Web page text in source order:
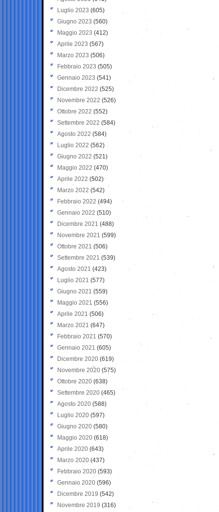
Luglio 2023 (605)
Giugno 2023 (560)
Maggio 2023 (412)
Aprile 2023 (567)
Marzo 2023 (506)
Febbraio 2023 (505)
Gennaio 2023 (541)
Dicembre 2022 (525)
Novembre 2022 (526)
Ottobre 2022 (552)
Settembre 2022 (584)
Agosto 2022 (584)
Luglio 2022 (562)
Giugno 2022 (521)
Maggio 2022 (470)
Aprile 2022 (502)
Marzo 2022 (542)
Febbraio 2022 (494)
Gennaio 2022 (510)
Dicembre 2021 (488)
Novembre 2021 (599)
Ottobre 2021 (506)
Settembre 2021 (539)
Agosto 2021 (423)
Luglio 2021 (577)
Giugno 2021(559)
Maggio 2021 (556)
Aprile 2021 (506)
Marzo 2021 (647)
Febbraio 2021 (570)
Gennaio 2021 (605)
Dicembre 2020 (619)
Novembre 2020 (575)
Ottobre 2020 (638)
Settembre 2020(465)
Agosto 2020 (588)
Luglio 2020 (597)
Giugno 2020 (580)
Maggio 2020 (618)
Aprile 2020 (643)
Marzo 2020 (437)
Febbraio 2020 (593)
Gennaio 2020 (596)
Dicembre 2019 (542)
Novembre 2019 (316)